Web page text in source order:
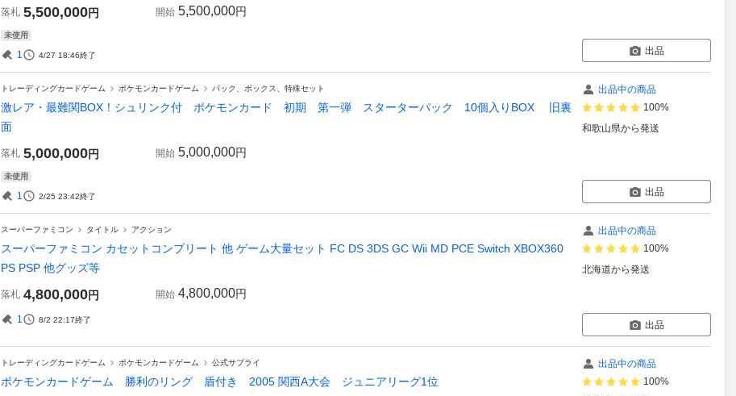
落札 5,500,000円 開始 5,500,000円
未使用
1 4/27 18:46終了 出品
トレーディングカードゲーム ポケモンカードゲーム パック、ボックス、特殊セット
激レア・最難関BOX！シュリンク付 ポケモンカード 初期 第一弾 スターターパック 10個入りBOX 旧裏
面
落札 5,000,000円 開始 5,000,000円
未使用
1 2/25 23:42終了
出品中の商品
100%
和歌山県から発送
出品
スーパーファミコン タイトル アクション
スーパーファミコン カセットコンプリート 他 ゲーム大量セット FC DS 3DS GC Wii MD PCE Switch XBOX360
PS PSP 他グッズ等
落札 4,800,000円 開始 4,800,000円
1 8/2 22:17終了
出品中の商品
100%
北海道から発送
出品
トレーディングカードゲーム ポケモンカードゲーム 公式サプライ
ポケモンカードゲーム 勝利のリング 盾付き 2005 関西A大会 ジュニアリーグ1位
出品中の商品
100%